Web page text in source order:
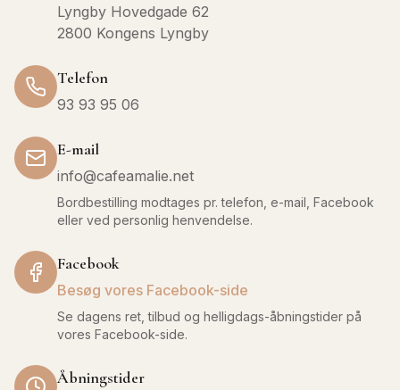
Lyngby Hovedgade 62
2800 Kongens Lyngby
Telefon
93 93 95 06
E-mail
info@cafeamalie.net
Bordbestilling modtages pr. telefon, e-mail, Facebook
eller ved personlig henvendelse.
Facebook
Besøg vores Facebook-side
Se dagens ret, tilbud og helligdags-åbningstider på
vores Facebook-side.
Åbningstider